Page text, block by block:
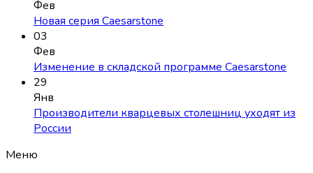
Фев
Новая серия Caesarstone
03
Фев
Изменение в складской программе Caesarstone
29
Янв
Производители кварцевых столешниц уходят из
России
Меню